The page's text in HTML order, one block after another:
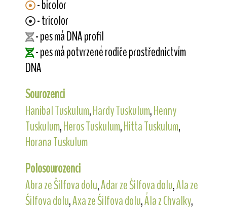
- bicolor
- tricolor
- pes má DNA profil
- pes má potvrzené rodiče prostřednictvím
DNA
Sourozenci
Hanibal Tuskulum,Hardy Tuskulum,Henny
Tuskulum,Heros Tuskulum,Hitta Tuskulum,
Horana Tuskulum
Polosourozenci
Abra ze Šilfova dolu,Adar ze Šilfova dolu,Ala ze
Šilfova dolu,Axa ze Šilfova dolu,Ála z Chvalky,